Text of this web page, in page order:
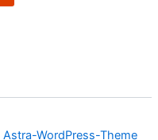
Astra-WordPress-Theme